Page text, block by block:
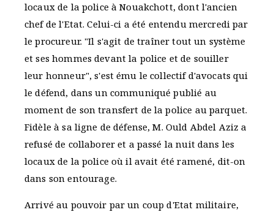
locaux de la police à Nouakchott, dont l'ancien
chef de l'Etat. Celui-ci a été entendu mercredi par
le procureur. "Il s'agit de traîner tout un système
et ses hommes devant la police et de souiller
leur honneur", s'est ému le collectif d'avocats qui
le défend, dans un communiqué publié au
moment de son transfert de la police au parquet.
Fidèle à sa ligne de défense, M. Ould Abdel Aziz a
refusé de collaborer et a passé la nuit dans les
locaux de la police où il avait été ramené, dit-on
dans son entourage.
Arrivé au pouvoir par un coup d'Etat militaire,